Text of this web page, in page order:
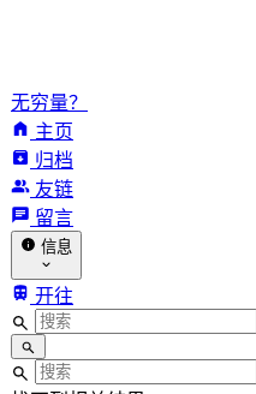
无穷量？
主页
归档
友链
留言
信息
开往